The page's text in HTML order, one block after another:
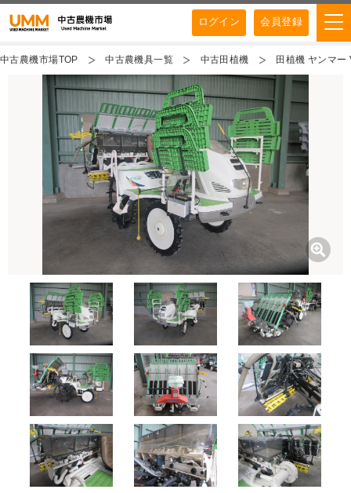
ログイン 会員登録
中古農機市場TOP 中古農機具一覧 中古田植機 田植機 ヤンマ